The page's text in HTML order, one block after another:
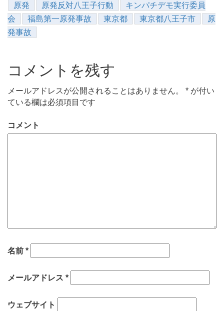
原発 原発反対八王子行動
キンパチデモ実行委員
会
福島第一原発事故 東京都 東京都八王子市
原
発事故
コメントを残す
メールアドレスが公開されることはありません。 * が付い
ている欄は必須項目です
コメント
名前 *
メールアドレス *
ウェブサイト